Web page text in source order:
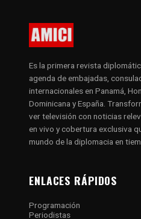
Es la primera revista
agenda de embajadas,
internacionales en Panamá,
Dominicana y España.
ver televisión con noticias
en vivo y cobertura exclusiva
mundo de la diplomacia en
ENLACES RÁPIDOS
Programación
Periodistas